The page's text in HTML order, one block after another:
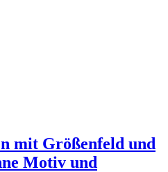
mit Größenfeld und
Motiv und